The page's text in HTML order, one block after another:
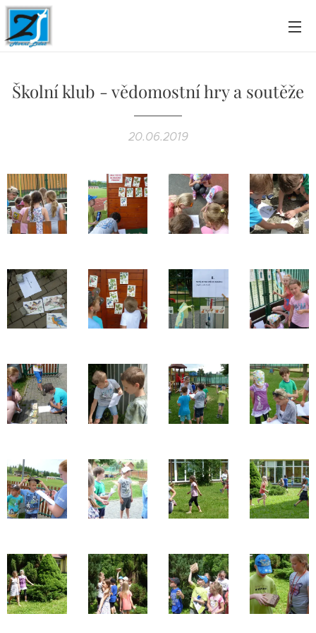
Školní klub - vědomostní hry a soutěže
20.06.2019